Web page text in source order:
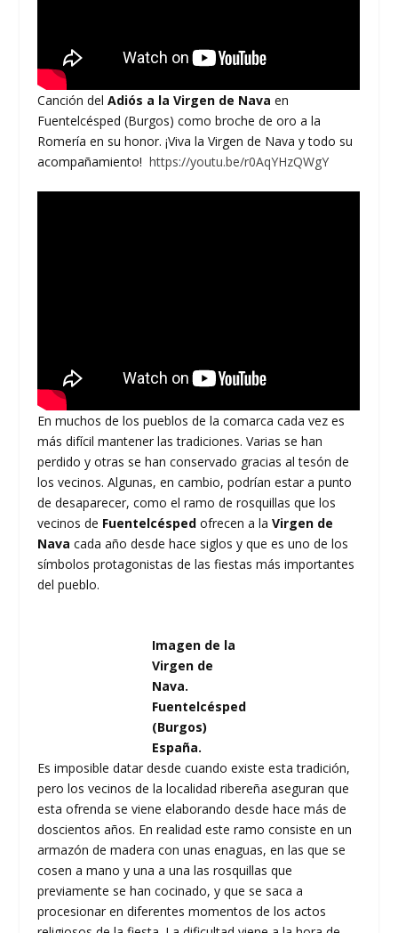
Canción delAdiós a la Virgen de Nava en
Fuentelcésped (Burgos) como broche de oro a la
Romería en su honor. ¡Viva la Virgen de Nava y todo su
acompañamiento!https://youtu.be/r0AqYHzQWgY
En muchos de los pueblos de la comarca cada vez es
más difícil mantener las tradiciones. Varias se han
perdido y otras se han conservado gracias al tesón de
los vecinos. Algunas, en cambio, podrían estar a punto
de desaparecer, como el ramo de rosquillas que los
vecinos de Fuentelcéspedofrecen a laVirgen de
Navacada año desde hace siglos y que es uno de los
símbolos protagonistas de las fiestas más importantes
del pueblo.
Imagen de la
Virgen de
Nava.
Fuentelcésped
(Burgos)
España.
Es imposible datar desde cuando existe esta tradición,
pero los vecinos de la localidad ribereña aseguran que
esta ofrenda se viene elaborando desde hace más de
doscientos años. En realidad este ramo consiste en un
armazón de madera con unas enaguas, en las que se
cosen a mano y una a una las rosquillas que
previamente se han cocinado, y que se saca a
procesionar en diferentes momentos de los actos